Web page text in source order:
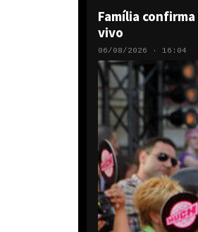
Família
vivo
06/08/2026 · 16:04